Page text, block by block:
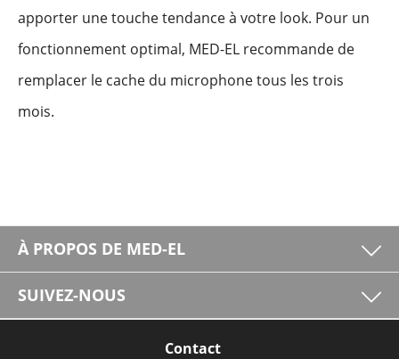
apporter une touche tendance à votre look. Pour un
fonctionnement optimal, MED-EL recommande de
remplacer le cache du microphone tous les trois
mois.
À PROPOS DE MED-EL
SUIVEZ-NOUS
Contact